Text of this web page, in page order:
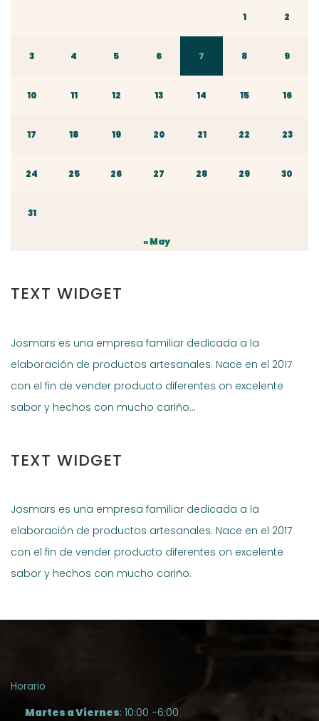
1 2
3 4 5 6 7 8 9
10 11 12 13 14 15 16
17 18 19 20 21 22 23
24 25 26 27 28 29 30
31
« May
TEXT WIDGET
Josmars es una empresa familiar dedicada a la
elaboración de productos artesanales. Nace en el 2017
con el fin de vender producto diferentes on excelente
sabor y hechos con mucho cariño…
TEXT WIDGET
Josmars es una empresa familiar dedicada a la
elaboración de productos artesanales. Nace en el 2017
con el fin de vender producto diferentes on excelente
sabor y hechos con mucho cariño.
Horario
Martes a Viernes: 10:00 -6:00